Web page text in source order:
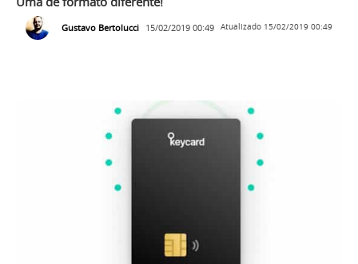
Gustavo Bertolucci 15/02/2019 00:49 Atualizado 15/02/2019 00:49